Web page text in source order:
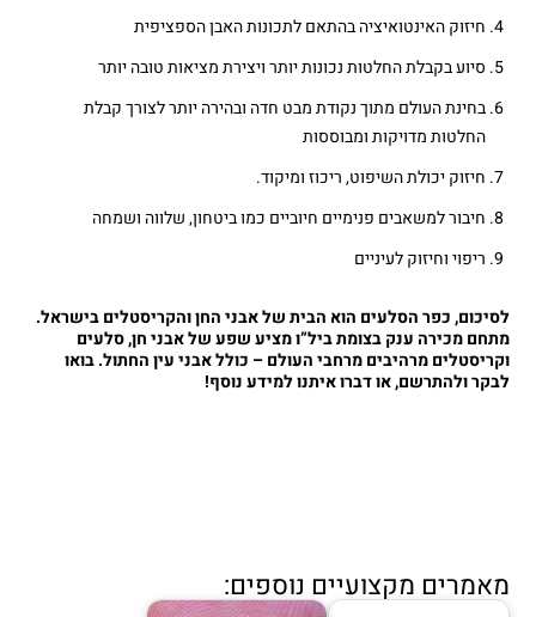
חיזוק האינטואיציה בהתאם לתכונות האבן הספציפית
סיוע בקבלת החלטות נכונות יותר ויצירת מציאות טובה יותר
בחינת העולם מתוך נקודת מבט חדה ובהירה יותר לצורך קבלת
החלטות מדויקות ומבוססות
חיזוק יכולת השיפוט, ריכוז ומיקוד.
חיבור למשאבים פנימיים חיוביים כמו ביטחון, שלווה ושמחה
ריפוי וחיזוק לעיניים
לסיכום, כפר הסלעים הוא הבית של אבני החן והקריסטלים בישראל.
מתחם מכירה ענק בצומת ביל”ו מציע שפע של אבני חן, סלעים
וקריסטלים מרהיבים מרחבי העולם – כולל אבני עין החתול. בואו
לבקר ולהתרשם, או דברו איתנו למידע נוסף!
מאמרים מקצועיים נוספים: